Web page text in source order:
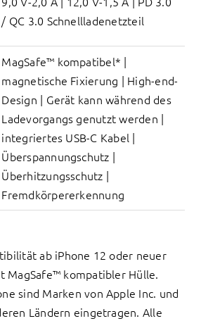
/ QC 3.0 Schnellladenetzteil
MagSafe™ kompatibel* |
magnetische Fixierung | High-end-
Design | Gerät kann während des
Ladevorgangs genutzt werden |
integriertes USB-C Kabel |
Überspannungschutz |
Überhitzungsschutz |
Fremdkörpererkennung
ab iPhone 12 oder neuer
MagSafe™ kompatibler Hülle.
sind Marken von Apple Inc. und
Ländern eingetragen. Alle